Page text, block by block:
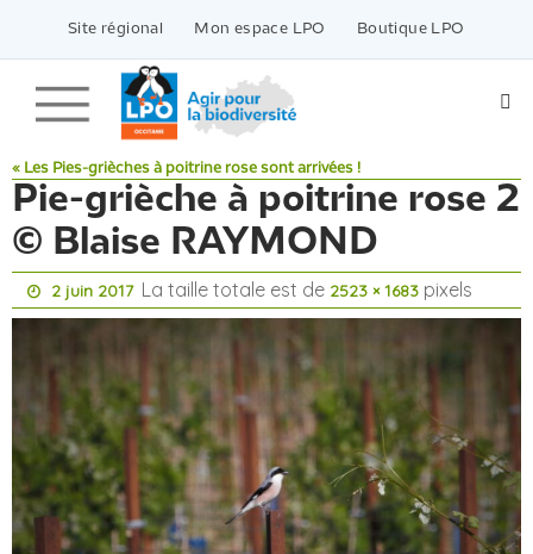
contenu
Site régional Mon espace LPO Boutique LPO
« Les Pies-grièches à poitrine rose sont arrivées !
Pie-grièche à poitrine rose 2
© Blaise RAYMOND
2 juin 2017 La taille totale est de 2523 × 1683 pixels